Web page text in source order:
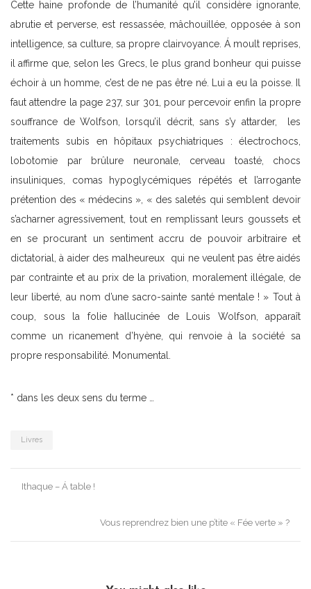
Cette haine profonde de l’humanité qu’il considère ignorante,
abrutie et perverse, est ressassée, mâchouillée, opposée à son
intelligence, sa culture, sa propre clairvoyance. Á moult reprises,
il affirme que, selon les Grecs, le plus grand bonheur qui puisse
échoir à un homme, c’est de ne pas être né. Lui a eu la poisse. Il
faut attendre la page 237, sur 301, pour percevoir enfin la propre
souffrance de Wolfson, lorsqu’il décrit, sans s’y attarder, les
traitements subis en hôpitaux psychiatriques : électrochocs,
lobotomie par brûlure neuronale, cerveau toasté, chocs
insuliniques, comas hypoglycémiques répétés et l’arrogante
prétention des « médecins », « des saletés qui semblent devoir
s’acharner agressivement, tout en remplissant leurs goussets et
en se procurant un sentiment accru de pouvoir arbitraire et
dictatorial, à aider des malheureux qui ne veulent pas être aidés
par contrainte et au prix de la privation, moralement illégale, de
leur liberté, au nom d’une sacro-sainte santé mentale ! » Tout à
coup, sous la folie hallucinée de Louis Wolfson, apparaît
comme un ricanement d’hyène, qui renvoie à la société sa
propre responsabilité. Monumental.
* dans les deux sens du terme …
Livres
Post
Ithaque – Á table !
Vous reprendrez bien une p’tite « Fée verte » ?